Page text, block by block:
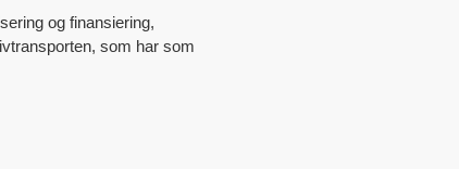
og finansiering,
som har som